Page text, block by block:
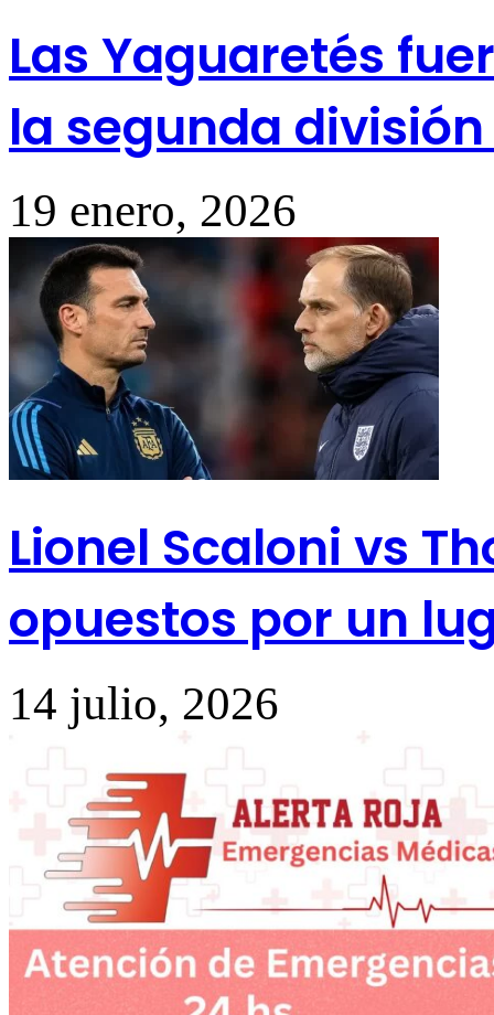
Las Yaguaretés
la segunda división
19 enero, 2026
Lionel Scaloni vs
opuestos por un
14 julio, 2026